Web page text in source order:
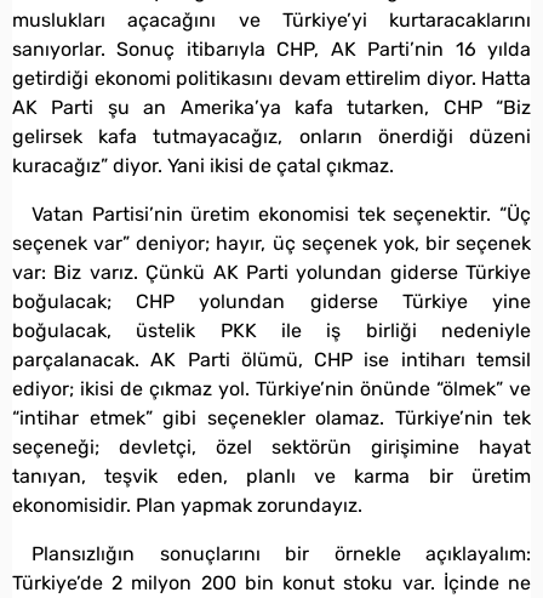
muslukları açacağını ve Türkiye’yi kurtaracaklarını
sanıyorlar. Sonuç itibarıyla CHP, AK Parti’nin 16 yılda
getirdiği ekonomi politikasını devam ettirelim diyor. Hatta
AK Parti şu an Amerika’ya kafa tutarken, CHP “Biz
gelirsek kafa tutmayacağız, onların önerdiği düzeni
kuracağız” diyor. Yani ikisi de çatal çıkmaz.
Vatan Partisi’nin üretim ekonomisi tek seçenektir. “Üç
seçenek var” deniyor; hayır, üç seçenek yok, bir seçenek
var: Biz varız. Çünkü AK Parti yolundan giderse Türkiye
boğulacak; CHP yolundan giderse Türkiye yine
boğulacak, üstelik PKK ile iş birliği nedeniyle
parçalanacak. AK Parti ölümü, CHP ise intiharı temsil
ediyor; ikisi de çıkmaz yol. Türkiye’nin önünde “ölmek” ve
“intihar etmek” gibi seçenekler olamaz. Türkiye’nin tek
seçeneği; devletçi, özel sektörün girişimine hayat
tanıyan, teşvik eden, planlı ve karma bir üretim
ekonomisidir. Plan yapmak zorundayız.
Plansızlığın sonuçlarını bir örnekle açıklayalım:
Türkiye’de 2 milyon 200 bin konut stoku var. İçinde ne